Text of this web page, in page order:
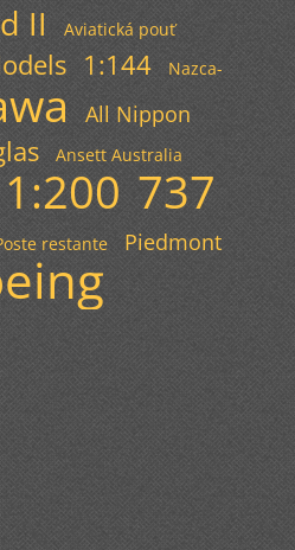
II
Aviatická pouť
1:144 Nazca-
All Nippon
Ansett Australia
1:200 737
restante
Piedmont